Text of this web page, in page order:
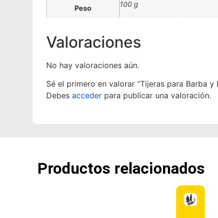
Peso 100 g
Valoraciones
No hay valoraciones aún.
Sé el primero en valorar “Tijeras para Barba y
Debes accederpara publicar una valoración.
Productos relacionados